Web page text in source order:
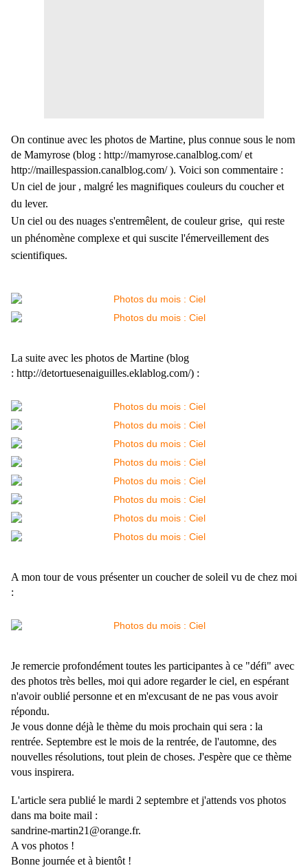
On continue avec les photos de Martine, plus connue sous le nom
de Mamyrose (blog : http://mamyrose.canalblog.com/ et
http://maillespassion.canalblog.com/ ). Voici son commentaire :
Un ciel de jour , malgré les magnifiques couleurs du coucher et
du lever.
Un ciel ou des nuages s'entremêlent, de couleur grise, qui reste
un phénomène complexe et qui suscite l'émerveillement des
scientifiques.
La suite avec les photos de Martine (blog
: http://detortuesenaiguilles.eklablog.com/) :
A mon tour de vous présenter un coucher de soleil vu de chez moi
:
Je remercie profondément toutes les participantes à ce "défi" avec
des photos très belles, moi qui adore regarder le ciel, en espérant
n'avoir oublié personne et en m'excusant de ne pas vous avoir
répondu.
Je vous donne déjà le thème du mois prochain qui sera : la
rentrée. Septembre est le mois de la rentrée, de l'automne, des
nouvelles résolutions, tout plein de choses. J'espère que ce thème
vous inspirera.
L'article sera publié le mardi 2 septembre et j'attends vos photos
dans ma boite mail :
sandrine-martin21@orange.fr.
A vos photos !
Bonne journée et à bientôt !